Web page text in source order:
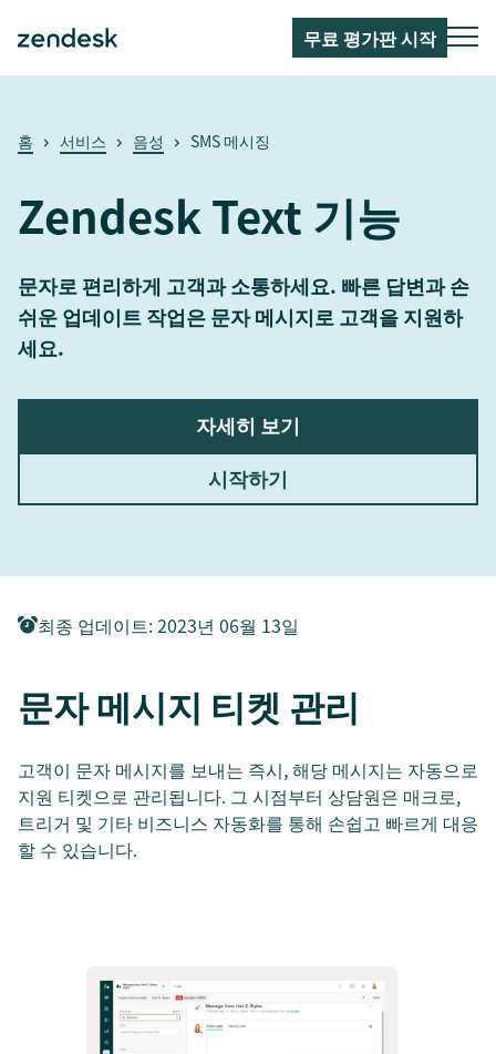
무료 평가판 시작
홈 서비스 음성 SMS 메시징
Zendesk Text 기능
문자로 편리하게 고객과 소통하세요. 빠른 답변과 손
쉬운 업데이트 작업은 문자 메시지로 고객을 지원하
세요.
자세히 보기
시작하기
최종 업데이트:2023년 06월 13일
문자 메시지 티켓 관리
고객이 문자 메시지를 보내는 즉시, 해당 메시지는 자동으로
지원 티켓으로 관리됩니다. 그 시점부터 상담원은 매크로,
트리거 및 기타 비즈니스 자동화를 통해 손쉽고 빠르게 대응
할 수 있습니다.